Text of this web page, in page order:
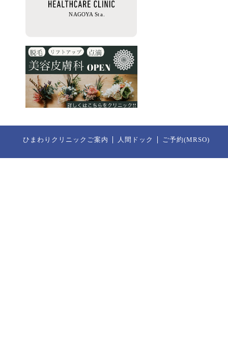
ひまわりクリニックご案内 人間ドック ご予約(MRSO)